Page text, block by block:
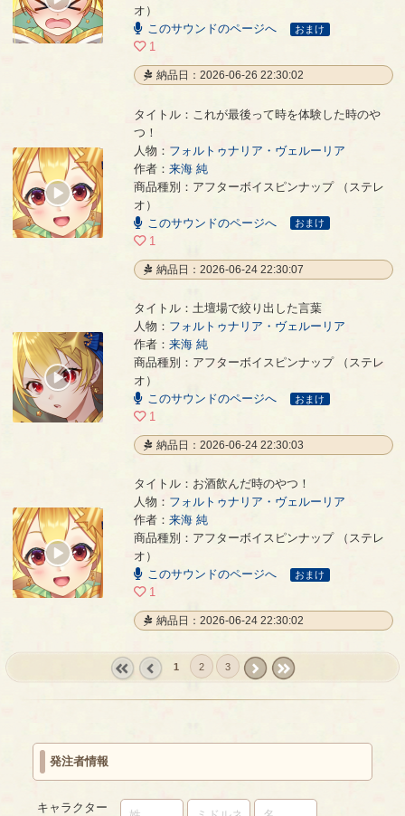
オ）
このサウンドのページへ
おまけ
1
納品日：2026-06-26 22:30:02
これが最後って時を体験した時のやつ！
タイトル：これが最後って時を体験した時のや
つ！
人物： フォルトゥナリア・ヴェルーリア
作者： 来海 純
商品種別：アフターボイスピンナップ （ステレ
オ）
このサウンドのページへ
おまけ
1
納品日：2026-06-24 22:30:07
土壇場で絞り出した言葉 - 来海 純
00:21
タイトル：土壇場で絞り出した言葉
人物： フォルトゥナリア・ヴェルーリア
作者： 来海 純
商品種別：アフターボイスピンナップ （ステレ
オ）
このサウンドのページへ
おまけ
1
納品日：2026-06-24 22:30:03
お酒飲んだ時のやつ！ - 来海 純
00:29
タイトル：お酒飲んだ時のやつ！
人物： フォルトゥナリア・ヴェルーリア
作者： 来海 純
商品種別：アフターボイスピンナップ （ステレ
オ）
このサウンドのページへ
おまけ
1
納品日：2026-06-24 22:30:02
1 2 3
発注者情報
キャラクター